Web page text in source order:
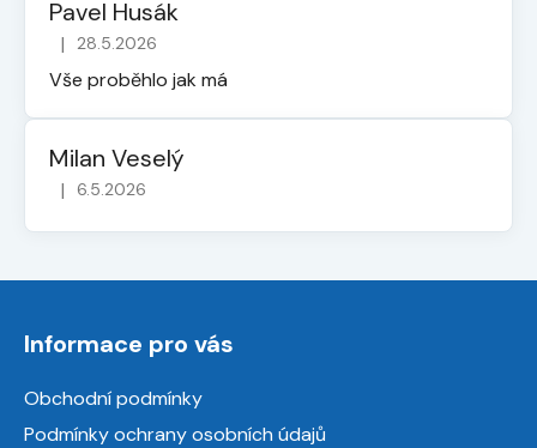
Pavel Husák
Hodnocení obchodu je 5 z 5 hvězdiček.
| 28.5.2026
Vše proběhlo jak má
Milan Veselý
Hodnocení obchodu je 5 z 5 hvězdiček.
| 6.5.2026
Informace pro vás
Obchodní podmínky
Podmínky ochrany osobních údajů